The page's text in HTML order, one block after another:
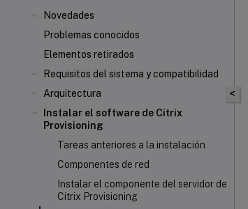
Novedades
Problemas conocidos
Elementos retirados
Requisitos del sistema y compatibilidad
Arquitectura
Instalar el software de Citrix
Provisioning
Tareas anteriores a la instalación
Componentes de red
Instalar el componente del servidor de
Citrix Provisioning
<